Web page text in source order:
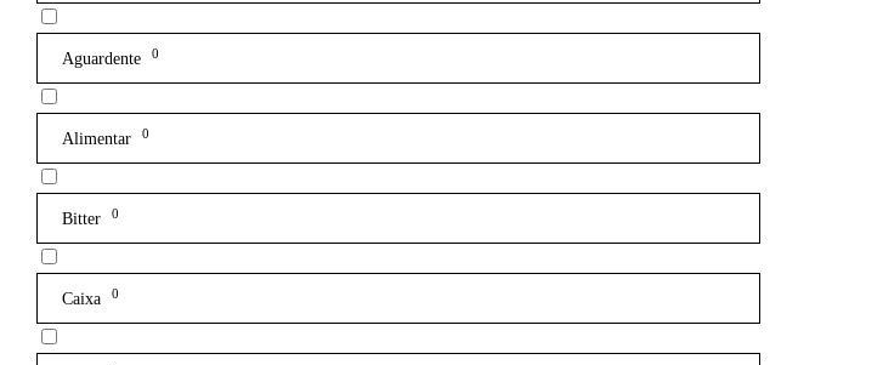
Aguardente 0
Alimentar 0
Bitter 0
Caixa 0